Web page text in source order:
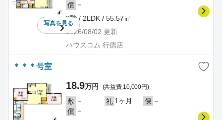
写真を見る
償 －
3階 / 2LDK / 55.57㎡
2026/08/02 更新
ハウスコム 行徳店
＊＊＊号室
18.9万円 (共益費 10,000円)
敷 － 礼 1ヶ月 保 －
償 －